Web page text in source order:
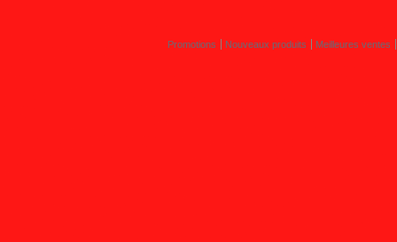
Promotions Nouveaux produits Meilleures ventes